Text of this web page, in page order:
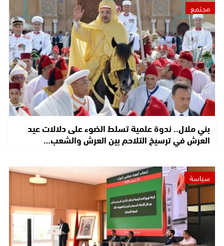
مجتمع
بني ملال.. ندوة علمية تسلط الضوء على دلالات عيد
العرش في ترسيخ التلاحم بين العرش والشعب…
سياسة